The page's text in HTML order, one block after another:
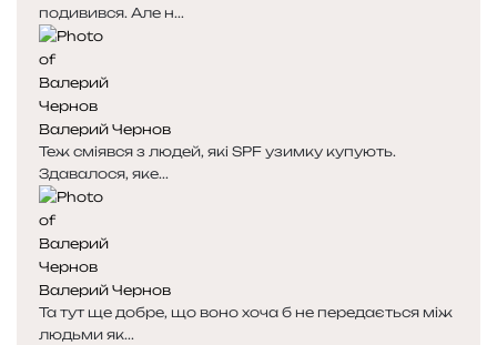
подивився. Але н...
Валерий Чернов
Теж сміявся з людей, які SPF узимку купують.
Здавалося, яке...
Валерий Чернов
Та тут ще добре, що воно хоча б не передається між
людьми як...